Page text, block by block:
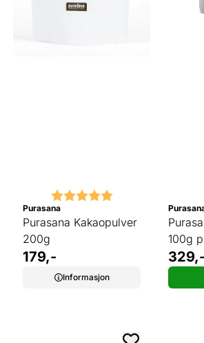
Karakter: 5.0 av 5 mulige
Purasana
Purasana Kakaopulver
200g
179,-
Informasjon
100g
329,-